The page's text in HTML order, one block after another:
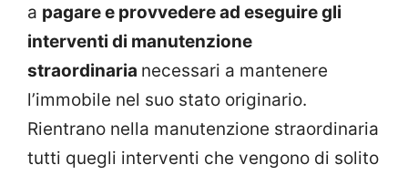
a pagare e provvedere ad eseguire gli
interventi di manutenzione
straordinaria necessari a mantenere
l’immobile nel suo stato originario.
Rientrano nella manutenzione straordinaria
tutti quegli interventi che vengono di solito